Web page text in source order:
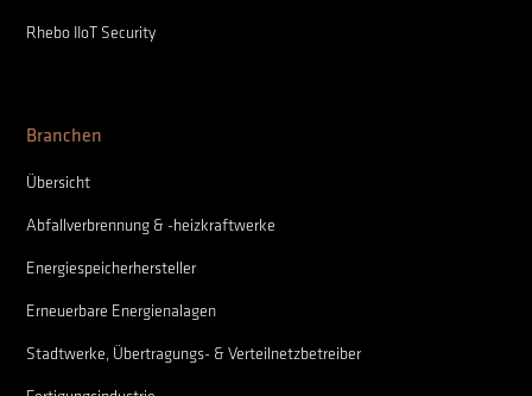
Rhebo IIoT Security
Branchen
Übersicht
Abfallverbrennung & -heizkraftwerke
Energiespeicherhersteller
Erneuerbare Energienalagen
Stadtwerke, Übertragungs- & Verteilnetzbetreiber